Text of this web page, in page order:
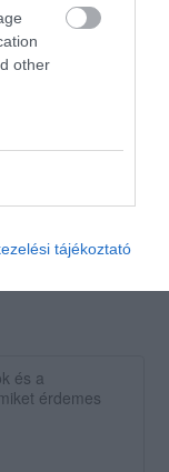
other
tájékoztató
Jelentés